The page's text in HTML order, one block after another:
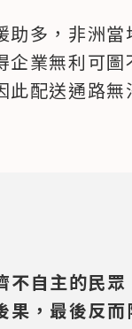
助多，非洲
企業無利可
此配送通路
不自主的民
果，最後反